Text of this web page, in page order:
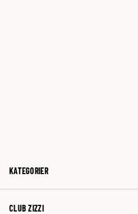
KATEGORIER
CLUB ZIZZI